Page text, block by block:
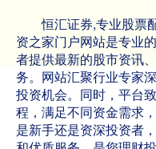
恒汇证券,专业股票
资之家门户网站是专业
者提供最新的股市资讯
务。网站汇聚行业专家
投资机会。同时，平台
程，满足不同资金需求
是新手还是资深投资者